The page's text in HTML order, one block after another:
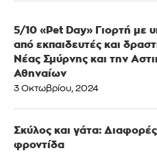
5/10 «Pet Day» Γιορτή με
από εκπαιδευτές και
Νέας Σμύρνης και την
Αθηναίων
3 Οκτωβρίου, 2024
Σκύλος και γάτα:
φροντίδα